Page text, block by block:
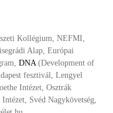
Kollégium, NEFMI,
Alap, Európai
DNA(Development of
fesztivál, Lengyel
Intézet, Osztrák
Svéd Nagykövetség,